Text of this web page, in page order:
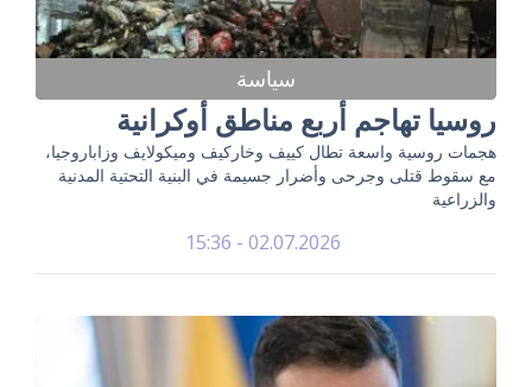
سياسة
روسيا تهاجم أربع مناطق أوكرانية
هجمات روسية واسعة تطال كييف وخاركيف وميكولايف وزاباروجيا،
مع سقوط قتلى وجرحى وأضرار جسيمة في البنية التحتية المدنية
والزراعية
02.07.2026 - 15:36